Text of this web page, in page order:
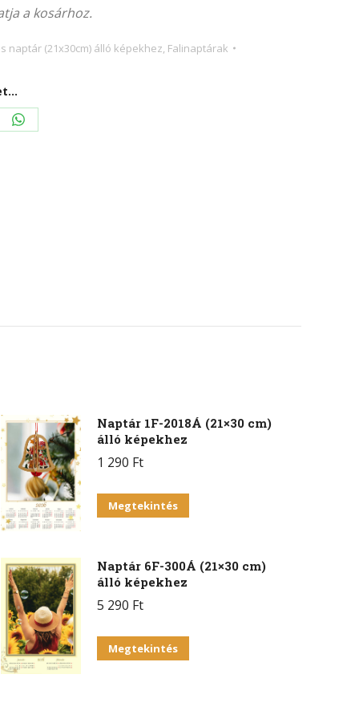
a kosárhoz.
naptár (21x30cm) álló képekhez, Falinaptárak
Share
Naptár 1F-2018Á (21×30 cm)
álló képekhez
1 290 Ft
Megtekintés
Naptár 6F-300Á (21×30 cm)
álló képekhez
5 290 Ft
Megtekintés